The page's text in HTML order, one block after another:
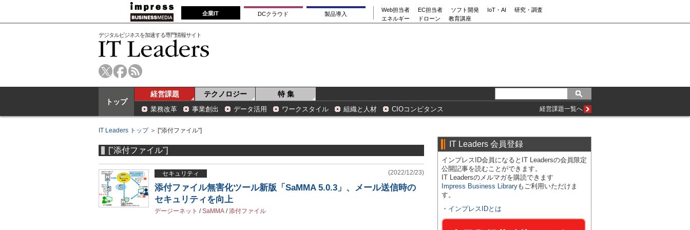
企業IT DCクラウド 製品導入
Web担当者 EC担当者 ソフト開発 IoT・AI
研究・調査
エネルギー
ドローン 教育講座
デジタルビジネスを加速する専門情報サイト
トップ
経営課題 テクノロジー 特 集
業務改革 事業創出 データ活用 ワークスタイル 組織と人材 CIOコンピタンス 経営課題一覧へ
IT Leaders トップ＞ ["添付ファイル"]
["添付ファイル"]
セキュリティ (2022/12/23)
添付ファイル無害化ツール新版「SaMMA 5.0.3」、メール送信時の
セキュリティを向上
デージーネット /SaMMA /添付ファイル
IT Leaders 会員登録
インプレスID会員になるとIT Leadersの会員限定
公開記事を読むことができます。
IT Leadersのメルマガを購読できます
Impress Business Libraryもご利用いただけま
す。
・ インプレスIDとは